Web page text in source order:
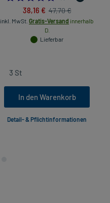
38,16 € 47,70 €
inkl. MwSt. Gratis-Versand innerhalb
D.
Lieferbar
In den Warenkorb
Detail- & Pflichtinformationen